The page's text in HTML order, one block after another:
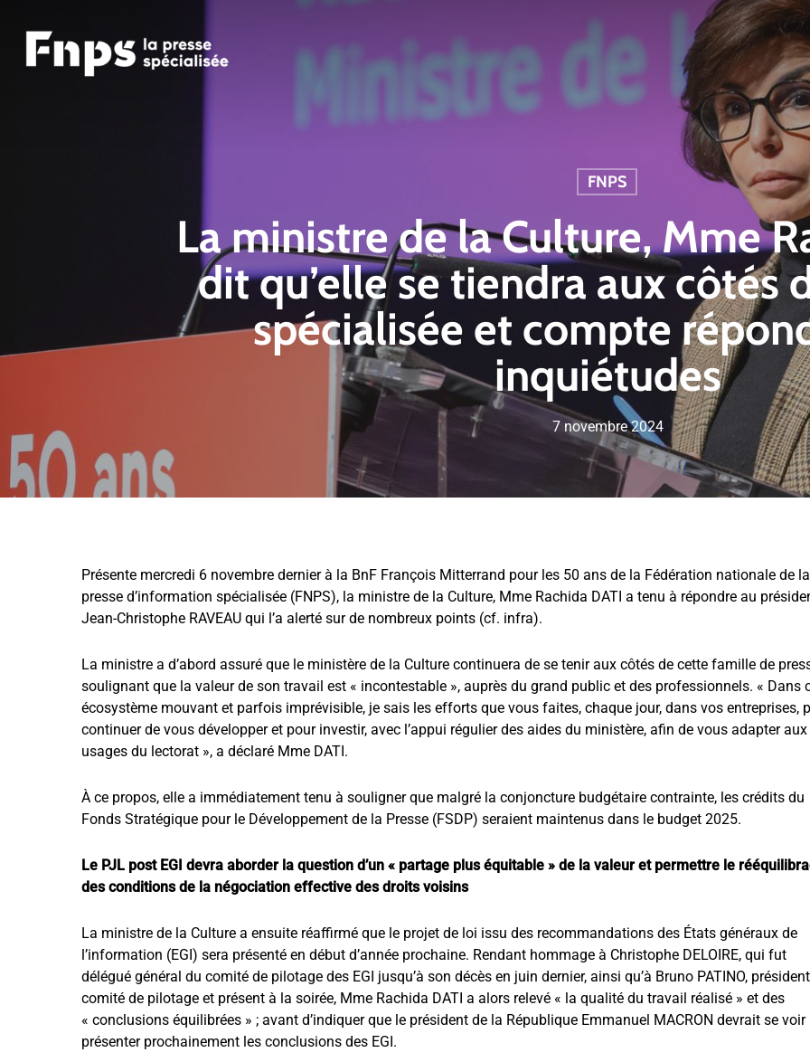
FNPS
La ministre de la Culture, Mme
dit qu’elle se tiendra aux côtés
spécialisée et compte
inquiétudes
7 novembre 2024
Présente mercredi 6 novembre dernier à la BnF François Mitterrand pour les 50 ans de la Fédération nationale de la
presse d’information spécialisée (FNPS), la ministre de la Culture, Mme Rachida DATI a tenu à répondre au
Jean-Christophe RAVEAU qui l’a alerté sur de nombreux points (cf. infra).
La ministre a d’abord assuré que le ministère de la Culture continuera de se tenir aux côtés de cette famille de
soulignant que la valeur de son travail est « incontestable », auprès du grand public et des professionnels. « Dans
écosystème mouvant et parfois imprévisible, je sais les efforts que vous faites, chaque jour, dans vos entreprises,
continuer de vous développer et pour investir, avec l’appui régulier des aides du ministère, afin de vous adapter aux
usages du lectorat », a déclaré Mme DATI.
À ce propos, elle a immédiatement tenu à souligner que malgré la conjoncture budgétaire contrainte, les crédits du
Fonds Stratégique pour le Développement de la Presse (FSDP) seraient maintenus dans le budget 2025.
Le PJL post EGI devra aborder la question d’un « partage plus équitable » de la valeur et permettre le
des conditions de la négociation effective des droits voisins
La ministre de la Culture a ensuite réaffirmé que le projet de loi issu des recommandations des États généraux de
l’information (EGI) sera présenté en début d’année prochaine. Rendant hommage à Christophe DELOIRE, qui fut
délégué général du comité de pilotage des EGI jusqu’à son décès en juin dernier, ainsi qu’à Bruno PATINO,
comité de pilotage et présent à la soirée, Mme Rachida DATI a alors relevé « la qualité du travail réalisé » et des
« conclusions équilibrées » ; avant d’indiquer que le président de la République Emmanuel MACRON devrait se voir
présenter prochainement les conclusions des EGI.